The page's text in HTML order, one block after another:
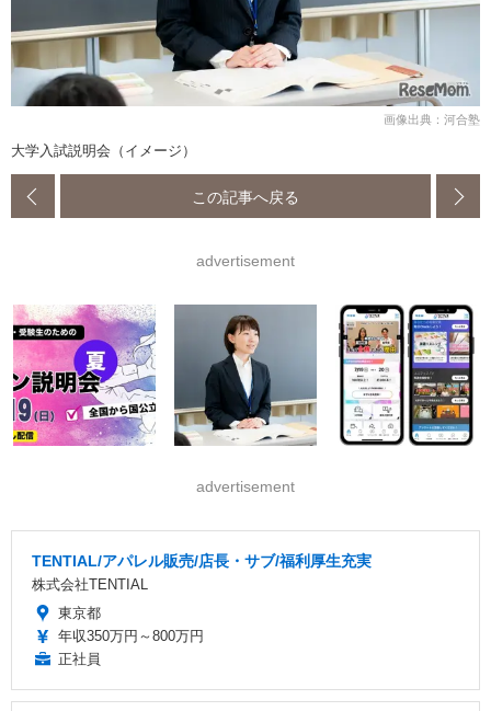
画像出典：河合塾
大学入試説明会（イメージ）
この記事へ戻る
advertisement
advertisement
TENTIAL/アパレル販売/店長・サブ/福利厚生充実
株式会社TENTIAL
東京都
年収350万円～800万円
正社員